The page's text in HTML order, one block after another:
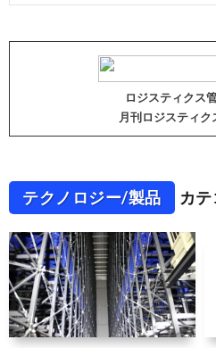
ロジスティクス
月刊ロジスティク
テクノロジー/製品 カ